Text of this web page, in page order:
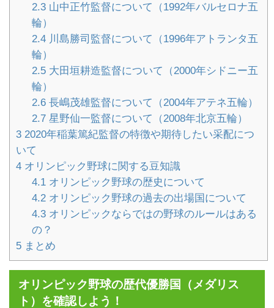
2.3山中正竹監督について（1992年バルセロナ五
輪）
2.4川島勝司監督について（1996年アトランタ五
輪）
2.5大田垣耕造監督について（2000年シドニー五
輪）
2.6長嶋茂雄監督について（2004年アテネ五輪）
2.7星野仙一監督について（2008年北京五輪）
3 2020年稲葉篤紀監督の特徴や期待したい采配につ
いて
4 オリンピック野球に関する豆知識
4.1オリンピック野球の歴史について
4.2オリンピック野球の過去の出場国について
4.3オリンピックならではの野球のルールはある
の？
5 まとめ
オリンピック野球の歴代優勝国（メダリス
ト）を確認しよう！